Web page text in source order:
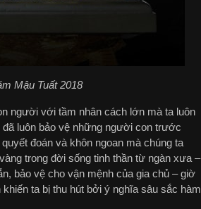
Mậu Tuất 2018
người với tầm nhân cách lớn mà ta luôn
luôn bảo vệ những người con trước
đoán và khôn ngoan mà chúng ta
trong đời sống tinh thần từ ngàn xưa –
bảo vệ cho vận mệnh của gia chủ – giờ
ta bị thu hút bởi ý nghĩa sâu sắc hàm